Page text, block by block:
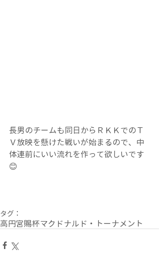
長男のチームも同日からＲＫＫでのＴ
Ｖ放映を懸けた戦いが始まるので、中
体連前にいい流れを作って欲しいです
😊
タグ：
高円宮賜杯マクドナルド・トーナメント